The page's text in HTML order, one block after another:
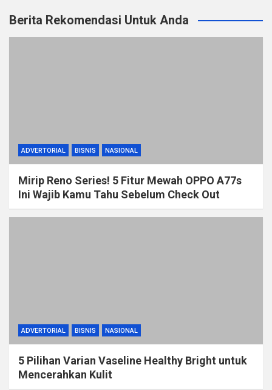
Berita Rekomendasi Untuk Anda
ADVERTORIAL BISNIS NASIONAL
Mirip Reno Series! 5 Fitur Mewah OPPO A77s
Ini Wajib Kamu Tahu Sebelum Check Out
ADVERTORIAL BISNIS NASIONAL
5 Pilihan Varian Vaseline Healthy Bright untuk
Mencerahkan Kulit